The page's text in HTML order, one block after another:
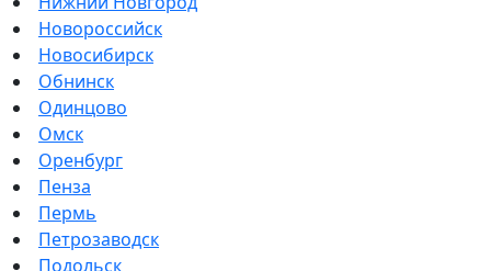
Новороссийск
Новосибирск
Обнинск
Одинцово
Омск
Оренбург
Пенза
Пермь
Петрозаводск
Подольск